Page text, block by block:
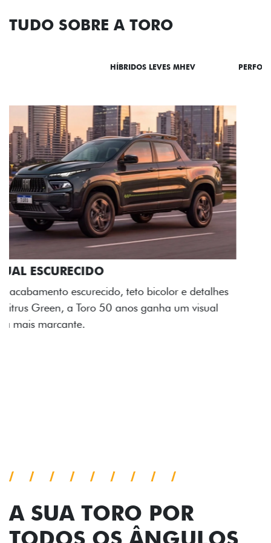
TUDO SOBRE A TORO
HÍBRIDOS LEVES MHEV
ADESIVOS ESTILIZADOS
Os adesivos aplicados no capô e nas laterais
reforçam a identidade única dessa edição para lá de
comemorativa.
TODOS OS ÂNGULOS